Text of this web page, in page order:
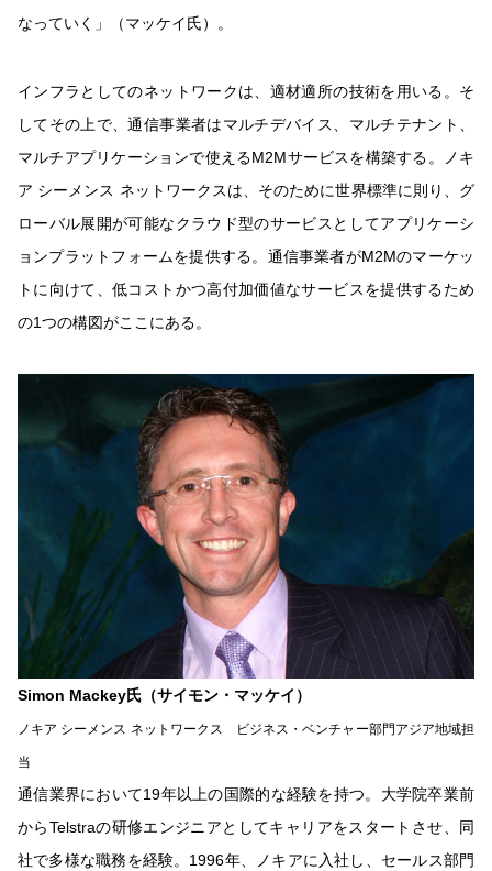
なっていく」（マッケイ氏）。
インフラとしてのネットワークは、適材適所の技術を用いる。そ
してその上で、通信事業者はマルチデバイス、マルチテナント、
マルチアプリケーションで使えるM2Mサービスを構築する。ノキ
ア シーメンス ネットワークスは、そのために世界標準に則り、グ
ローバル展開が可能なクラウド型のサービスとしてアプリケーシ
ョンプラットフォームを提供する。通信事業者がM2Mのマーケッ
トに向けて、低コストかつ高付加価値なサービスを提供するため
の1つの構図がここにある。
Simon Mackey氏（サイモン・マッケイ）
ノキア シーメンス ネットワークス ビジネス・ベンチャー部門アジア地域担
当
通信業界において19年以上の国際的な経験を持つ。大学院卒業前
からTelstraの研修エンジニアとしてキャリアをスタートさせ、同
社で多様な職務を経験。1996年、ノキアに入社し、セールス部門